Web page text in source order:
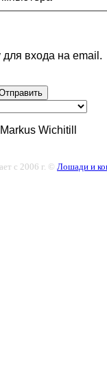
входа на email.
Wichitill
с 2006 г. © Лошади и